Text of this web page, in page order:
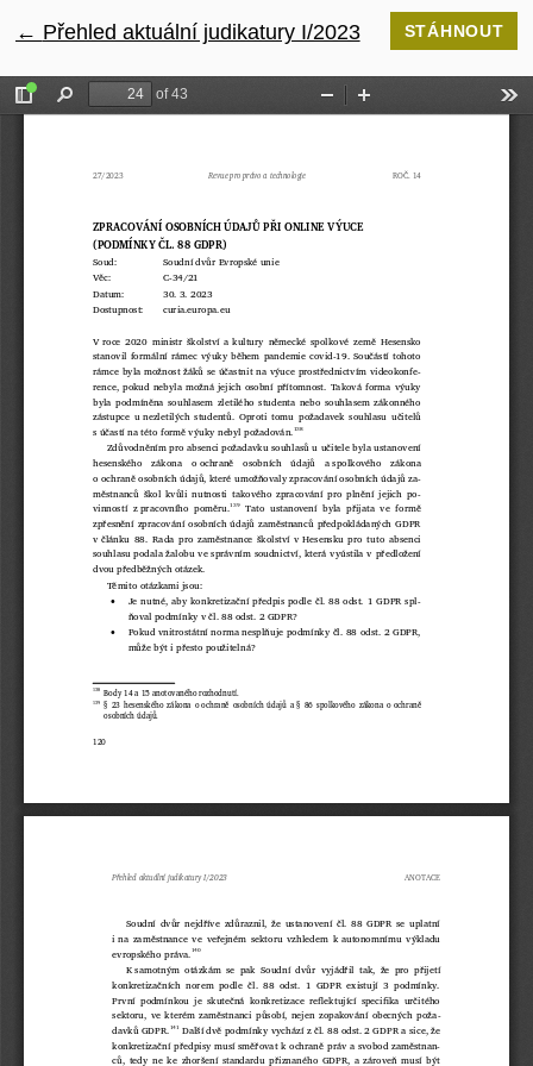
← Návrat na podrobnosti článku
Přehled aktuální judikatury I/2023 STÁHNOUT